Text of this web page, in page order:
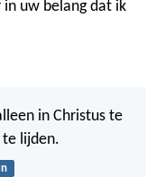
uw belang dat ik
in Christus te
lijden.